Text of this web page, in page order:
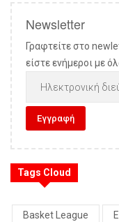
Newsletter
Γραφτείτε στο
είστε ενήμεροι με
Tags Cloud
Basket League